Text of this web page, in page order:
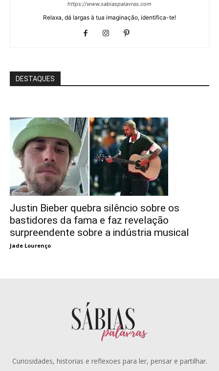
https://www.sabiaspalavras.com
Relaxa, dá largas à tua imaginação, identifica-te!
DESTAQUES
Justin Bieber quebra silêncio sobre os
bastidores da fama e faz revelação
surpreendente sobre a indústria musical
Jade Lourenço
Curiosidades, historias e reflexoes para ler, pensar e partilhar.